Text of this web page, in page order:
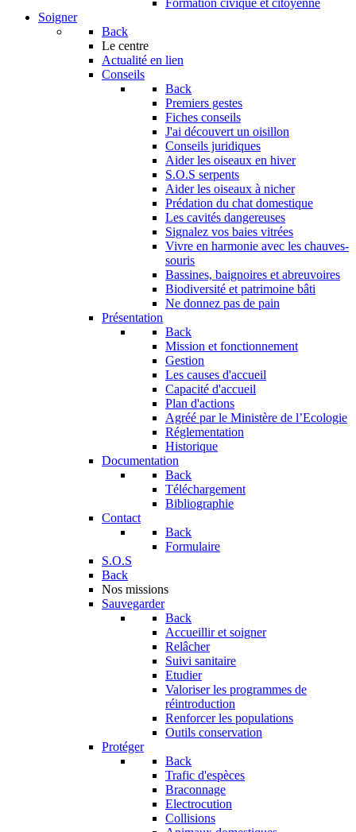
Formation civique et citoyenne
Soigner
Back
Le centre
Actualité en lien
Conseils
Back
Premiers gestes
Fiches conseils
J'ai découvert un oisillon
Conseils juridiques
Aider les oiseaux en hiver
S.O.S serpents
Aider les oiseaux à nicher
Prédation du chat domestique
Les cavités dangereuses
Signalez vos baies vitrées
Vivre en harmonie avec les chauves-
souris
Bassines, baignoires et abreuvoires
Biodiversité et patrimoine bâti
Ne donnez pas de pain
Présentation
Back
Mission et fonctionnement
Gestion
Les causes d'accueil
Capacité d'accueil
Plan d'actions
Agréé par le Ministère de l’Ecologie
Réglementation
Historique
Documentation
Back
Téléchargement
Bibliographie
Contact
Back
Formulaire
S.O.S
Back
Nos missions
Sauvegarder
Back
Accueillir et soigner
Relâcher
Suivi sanitaire
Etudier
Valoriser les programmes de
réintroduction
Renforcer les populations
Outils conservation
Protéger
Back
Trafic d'espèces
Braconnage
Electrocution
Collisions